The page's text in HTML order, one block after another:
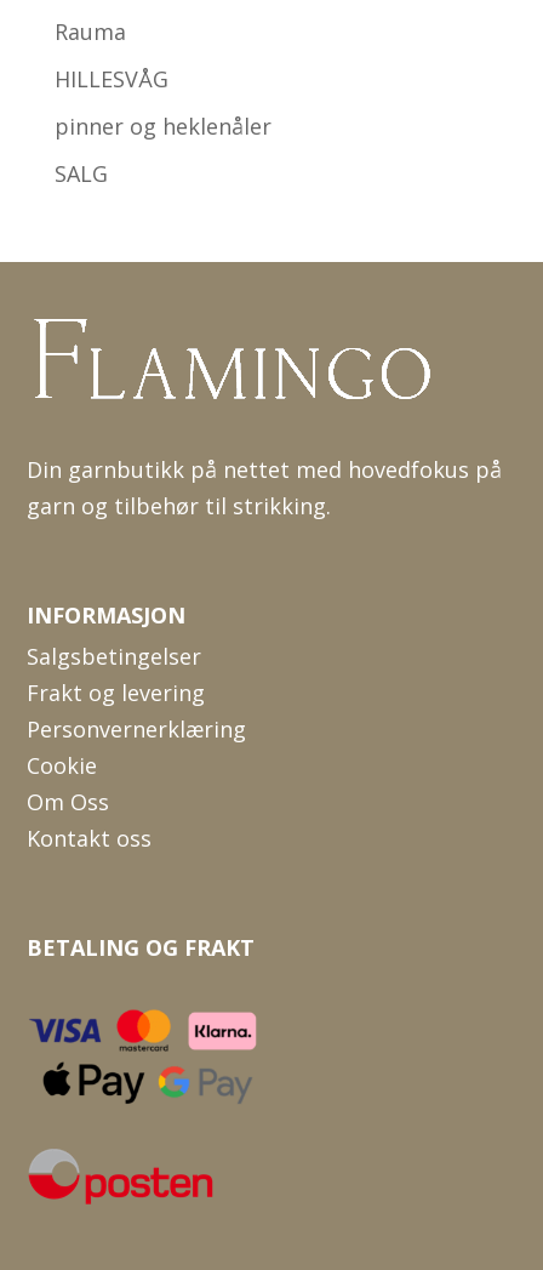
Rauma
HILLESVÅG
pinner og heklenåler
SALG
Din garnbutikk på nettet med hovedfokus på
garn og tilbehør til strikking.
INFORMASJON
Salgsbetingelser
Frakt og levering
Personvernerklæring
Cookie
Om Oss
Kontakt oss
BETALING OG FRAKT